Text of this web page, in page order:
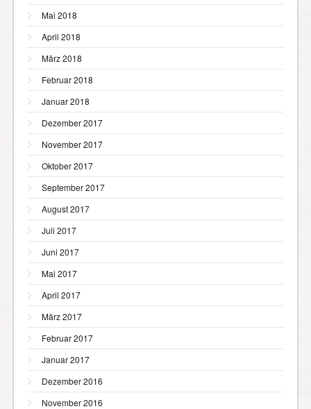
Mai 2018
April 2018
März 2018
Februar 2018
Januar 2018
Dezember 2017
November 2017
Oktober 2017
September 2017
August 2017
Juli 2017
Juni 2017
Mai 2017
April 2017
März 2017
Februar 2017
Januar 2017
Dezember 2016
November 2016